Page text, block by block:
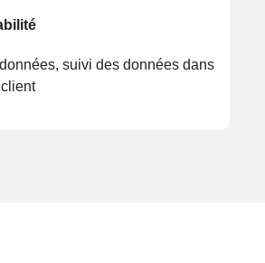
suivi des données dans